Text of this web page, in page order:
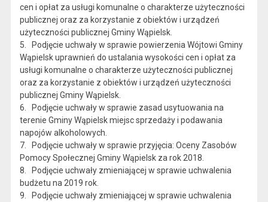
cen i opłat za usługi komunalne o charakterze użyteczności
publicznej oraz za korzystanie z obiektów i urządzeń
użyteczności publicznej Gminy Wąpielsk.
5. Podjęcie uchwały w sprawie powierzenia Wójtowi Gminy
Wąpielsk uprawnień do ustalania wysokości cen i opłat za
usługi komunalne o charakterze użyteczności publicznej
oraz za korzystanie z obiektów i urządzeń użyteczności
publicznej Gminy Wąpielsk.
6. Podjęcie uchwały w sprawie zasad usytuowania na
terenie Gminy Wąpielsk miejsc sprzedaży i podawania
napojów alkoholowych.
7. Podjęcie uchwały w sprawie przyjęcia: Oceny Zasobów
Pomocy Społecznej Gminy Wąpielsk za rok 2018.
8. Podjęcie uchwały zmieniającej w sprawie uchwalenia
budżetu na 2019 rok.
9. Podjęcie uchwały zmieniającej w sprawie uchwalenia